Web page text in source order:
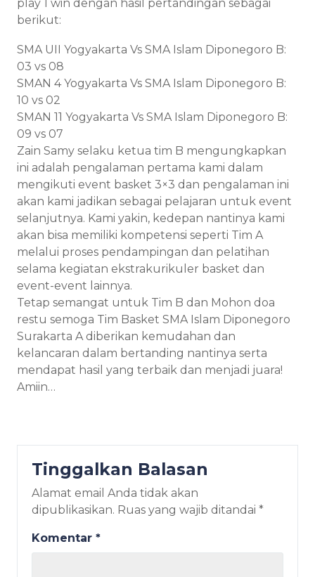
play 1 win dengan hasil pertandingan sebagai
berikut:
SMA UII Yogyakarta Vs SMA Islam Diponegoro B:
03 vs 08
SMAN 4 Yogyakarta Vs SMA Islam Diponegoro B:
10 vs 02
SMAN 11 Yogyakarta Vs SMA Islam Diponegoro B:
09 vs 07
Zain Samy selaku ketua tim B mengungkapkan
ini adalah pengalaman pertama kami dalam
mengikuti event basket 3×3 dan pengalaman ini
akan kami jadikan sebagai pelajaran untuk event
selanjutnya. Kami yakin, kedepan nantinya kami
akan bisa memiliki kompetensi seperti Tim A
melalui proses pendampingan dan pelatihan
selama kegiatan ekstrakurikuler basket dan
event-event lainnya.
Tetap semangat untuk Tim B dan Mohon doa
restu semoga Tim Basket SMA Islam Diponegoro
Surakarta A diberikan kemudahan dan
kelancaran dalam bertanding nantinya serta
mendapat hasil yang terbaik dan menjadi juara!
Amiin…
Tinggalkan Balasan
Alamat email Anda tidak akan
dipublikasikan. Ruas yang wajib ditandai *
Komentar *